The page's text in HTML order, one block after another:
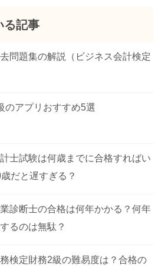
る記事
問題集の解説（ビジネス会計検定
のアプリおすすめ5選
士試験は何歳までに合格すればい
だと遅すぎる？
診断士の合格は何年かかる？何年
るのは無駄？
検定財務2級の難易度は？合格の